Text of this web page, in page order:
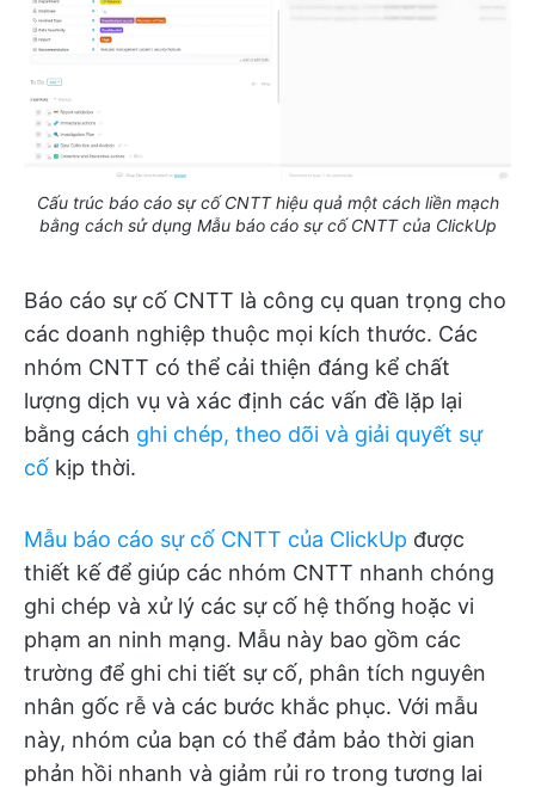
Cấu trúc báo cáo sự cố CNTT hiệu quả một cách liền mạch
bằng cách sử dụng Mẫu báo cáo sự cố CNTT của ClickUp
Báo cáo sự cố CNTT là công cụ quan trọng cho
các doanh nghiệp thuộc mọi kích thước. Các
nhóm CNTT có thể cải thiện đáng kể chất
lượng dịch vụ và xác định các vấn đề lặp lại
bằng cách ghi chép, theo dõi và giải quyết sự
cố kịp thời.
Mẫu báo cáo sự cố CNTT của ClickUp được
thiết kế để giúp các nhóm CNTT nhanh chóng
ghi chép và xử lý các sự cố hệ thống hoặc vi
phạm an ninh mạng. Mẫu này bao gồm các
trường để ghi chi tiết sự cố, phân tích nguyên
nhân gốc rễ và các bước khắc phục. Với mẫu
này, nhóm của bạn có thể đảm bảo thời gian
phản hồi nhanh và giảm rủi ro trong tương lai